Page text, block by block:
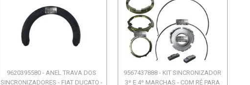
9620395580 - ANEL TRAVA DOS
SINCRONIZADORES - FIAT DUCATO -
9567437888 - KIT SINCRONIZADOR
3º E 4º MARCHAS - COM RÉ PARA